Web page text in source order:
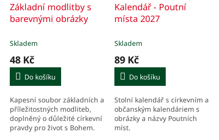
Základní modlitby s
barevnými obrázky
Skladem
48 Kč
Do košíku
Kapesní soubor základních a
příležitostných modliteb,
doplněný o důležité církevní
pravdy pro život s Bohem.
Kalendář - Poutní
místa 2027
Skladem
89 Kč
Do košíku
Stolní kalendář s církevním a
občanským kalendáriem s
obrázky a názvy Poutních
míst.